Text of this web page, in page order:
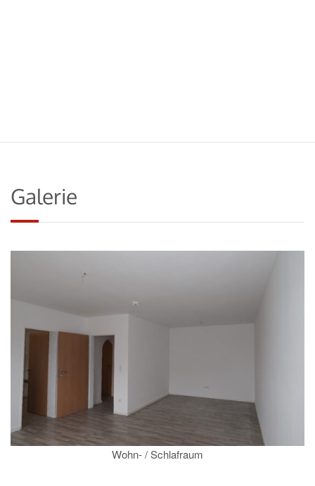
Galerie
Wohn- / Schlafraum